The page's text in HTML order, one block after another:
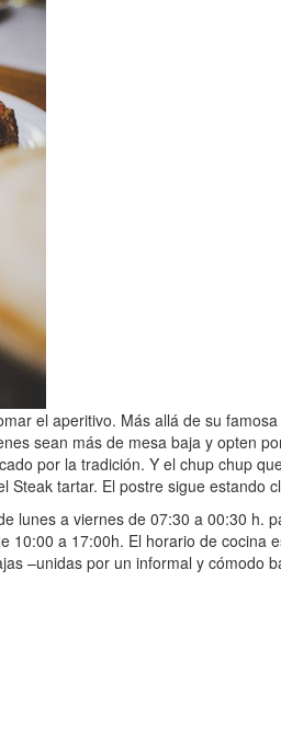
el aperitivo. Más allá de su
sean más de mesa baja y opten
por la tradición. Y el chup chup
Steak tartar. El postre sigue estando
lunes a viernes de 07:30 a 00:30
10:00 a 17:00h. El horario de
–unidas por un informal y cómodo